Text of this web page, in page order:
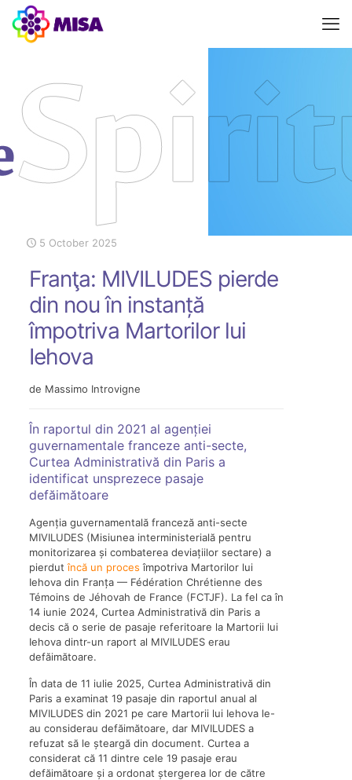
5 October 2025
Franţa: MIVILUDES pierde
din nou în instanță
împotriva Martorilor lui
Iehova
de Massimo Introvigne
În raportul din 2021 al agenției
guvernamentale franceze anti-secte,
Curtea Administrativă din Paris a
identificat unsprezece pasaje
defăimătoare
Agenția guvernamentală franceză anti-secte
MIVILUDES (Misiunea interministerială pentru
monitorizarea și combaterea deviațiilor sectare) a
pierdutîncă un proces împotriva Martorilor lui
Iehova din Franța — Fédération Chrétienne des
Témoins de Jéhovah de France (FCTJF). La fel ca în
14 iunie 2024, Curtea Administrativă din Paris a
decis că o serie de pasaje referitoare la Martorii lui
Iehova dintr-un raport al MIVILUDES erau
defăimătoare.
În data de 11 iulie 2025, Curtea Administrativă din
Paris a examinat 19 pasaje din raportul anual al
MIVILUDES din 2021 pe care Martorii lui Iehova le-
au considerau defăimătoare, dar MIVILUDES a
refuzat să le șteargă din document. Curtea a
considerat că 11 dintre cele 19 pasaje erau
defăimătoare și a ordonat ștergerea lor de către